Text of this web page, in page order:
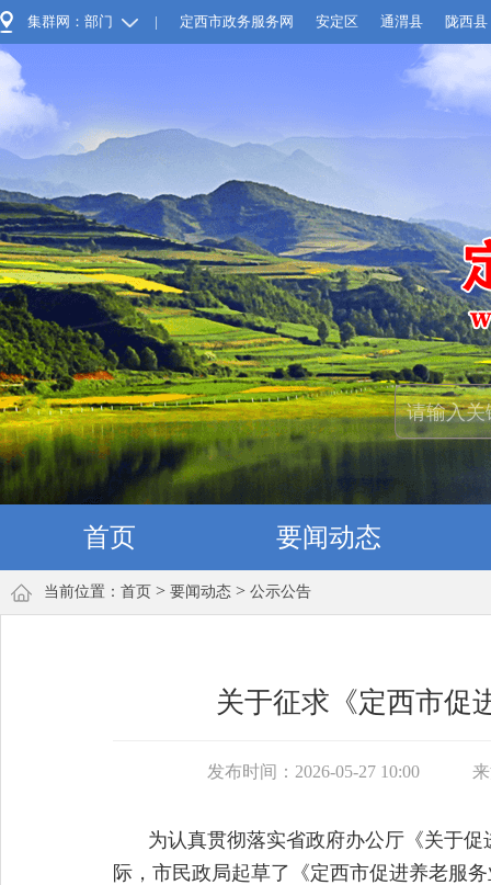
集群网：部门 | 定西市政务服务网 安定区 通渭县 陇西县
首页 要闻动态
当前位置： 首页 > 要闻动态 > 公示公告
关于征求《定西市促
发布时间：2026-05-27 10:00
为认真贯彻落实省政府办公厅《关于
际，市民政局起草了《定西市促进养老服